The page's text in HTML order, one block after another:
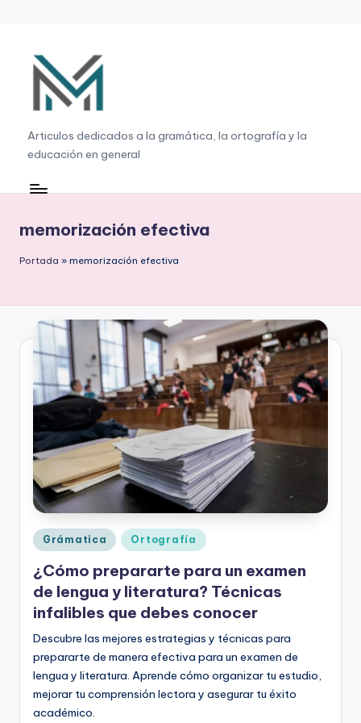
contenido
G
r
a
á
ti
a
,
o
rt
o
g
r
a
fí
a
y
e
d
u
c
Articulos dedicados a la gramática, la ortografía y la
educación en general
memorización efectiva
Portada » memorización efectiva
Publicado
en
Grámatica Ortografía
¿Cómo prepararte para un examen
de lengua y literatura? Técnicas
infalibles que debes conocer
Descubre las mejores estrategias y técnicas para
prepararte de manera efectiva para un examen de
lengua y literatura. Aprende cómo organizar tu estudio,
mejorar tu comprensión lectora y asegurar tu éxito
académico.